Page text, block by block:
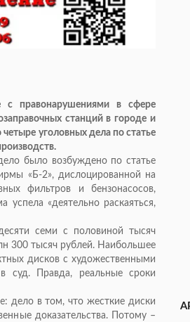
с правонарушениями в сфере
станций в городе и
уголовных дела по статье
было возбуждено по статье
«Б-2», дислоцированной на
фильтров и бензонасосов,
«деятельно раскаяться,
семи с половиной тысяч
300 тысяч рублей. Наибольшее
дисков с художественными
суд. Правда, реальные сроки
дело в том, что жесткие диски
доказательства. Потому –